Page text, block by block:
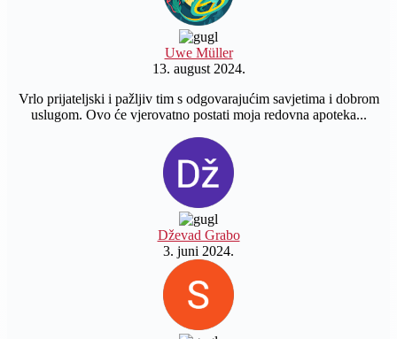
Uwe Müller
13. august 2024.
Vrlo prijateljski i pažljiv tim s odgovarajućim savjetima i dobrom
uslugom. Ovo će vjerovatno postati moja redovna apoteka...
Dževad Grabo
3. juni 2024.